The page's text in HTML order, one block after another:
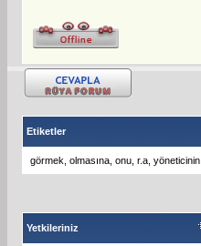
Etiketler
görmek olmasına onu r.a yöneticinin
Yetkileriniz